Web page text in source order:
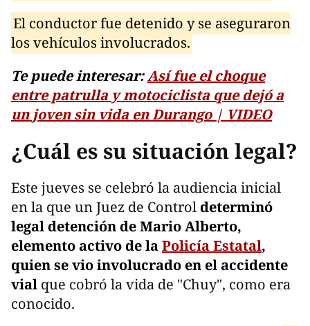
El conductor fue detenido y se aseguraron
los vehículos involucrados.
Te puede interesar:Así fue el choque
entre patrulla y motociclista que dejó a
un joven sin vida en Durango | VIDEO
¿Cuál es su situación legal?
Este jueves se celebró la audiencia inicial
en la que un Juez de Control determinó
legal detención de Mario Alberto,
elemento activo de laPolicía Estatal,
quien se vio involucrado en el accidente
vial que cobró la vida de "Chuy", como era
conocido.